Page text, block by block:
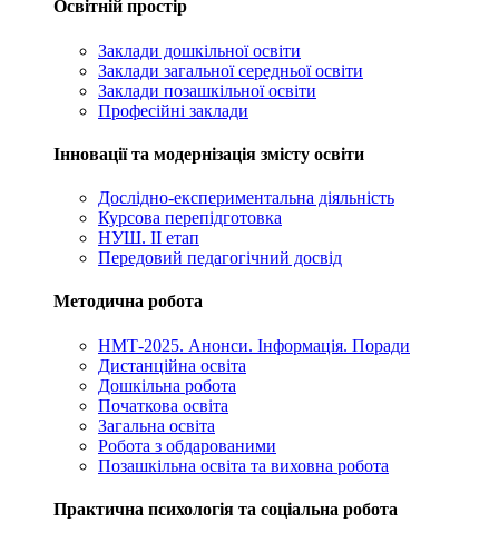
Освітній простір
Заклади дошкільної освіти
Заклади загальної середньої освіти
Заклади позашкільної освіти
Професійні заклади
Інновації та модернізація змісту освіти
Дослідно-експериментальна діяльність
Курсова перепідготовка
НУШ. ІІ етап
Передовий педагогічний досвід
Методична робота
НМТ-2025. Анонси. Інформація. Поради
Дистанційна освіта
Дошкільна робота
Початкова освіта
Загальна освіта
Робота з обдарованими
Позашкільна освіта та виховна робота
Практична психологія та соціальна робота